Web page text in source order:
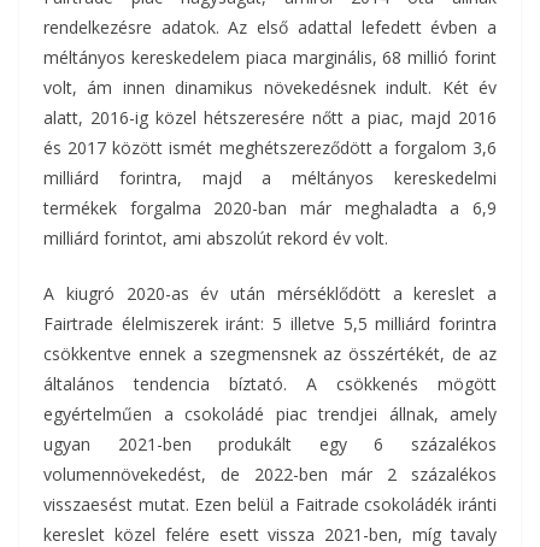
rendelkezésre adatok. Az első adattal lefedett évben a
méltányos kereskedelem piaca marginális, 68 millió forint
volt, ám innen dinamikus növekedésnek indult. Két év
alatt, 2016-ig közel hétszeresére nőtt a piac, majd 2016
és 2017 között ismét meghétszereződött a forgalom 3,6
milliárd forintra, majd a méltányos kereskedelmi
termékek forgalma 2020-ban már meghaladta a 6,9
milliárd forintot, ami abszolút rekord év volt.
A kiugró 2020-as év után mérséklődött a kereslet a
Fairtrade élelmiszerek iránt: 5 illetve 5,5 milliárd forintra
csökkentve ennek a szegmensnek az összértékét, de az
általános tendencia bíztató. A csökkenés mögött
egyértelműen a csokoládé piac trendjei állnak, amely
ugyan 2021-ben produkált egy 6 százalékos
volumennövekedést, de 2022-ben már 2 százalékos
visszaesést mutat. Ezen belül a Faitrade csokoládék iránti
kereslet közel felére esett vissza 2021-ben, míg tavaly